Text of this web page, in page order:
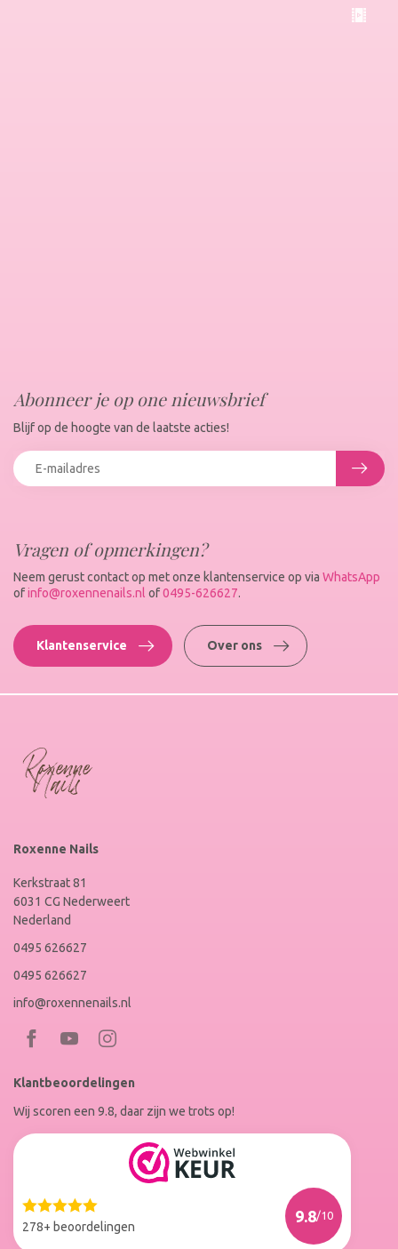
Vragen of opmerkingen?
Neem gerust contact op met onze klantenservice op via WhatsApp
ofinfo@roxennenails.nl of0495-626627.
Klantenservice Over ons
Abonneer je op one nieuwsbrief
Blijf op de hoogte van de laatste acties!
Roxenne Nails
Kerkstraat 81
6031 CG Nederweert
Nederland
0495 626627
0495 626627
info@roxennenails.nl
Bezoek
Facebook
op
Instagram
Klantbeoordelingen
Wij scoren een 9.8, daar zijn we trots op!
278+ beoordelingen
9.8/10
Web
Winkel